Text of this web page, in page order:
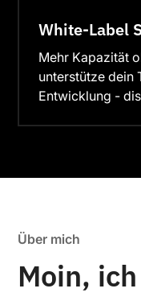
White-Label
Mehr Kapazität
unterstütze dein
Entwicklung -
Über mich
Moin,